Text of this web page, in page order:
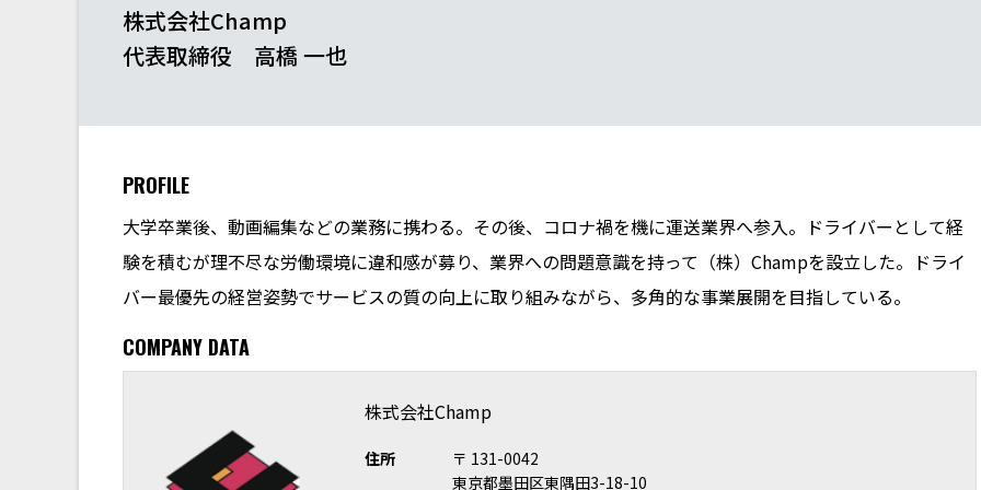
株式会社Champ
代表取締役 高橋 一也
PROFILE
大学卒業後、動画編集などの業務に携わる。その後、コロナ禍を機に運送業界へ参入。ドライバーとして経
験を積むが理不尽な労働環境に違和感が募り、業界への問題意識を持って（株）Champを設立した。ドライ
バー最優先の経営姿勢でサービスの質の向上に取り組みながら、多角的な事業展開を目指している。
COMPANY DATA
株式会社Champ
住所
〒 131-0042
東京都墨田区東隅田3-18-10